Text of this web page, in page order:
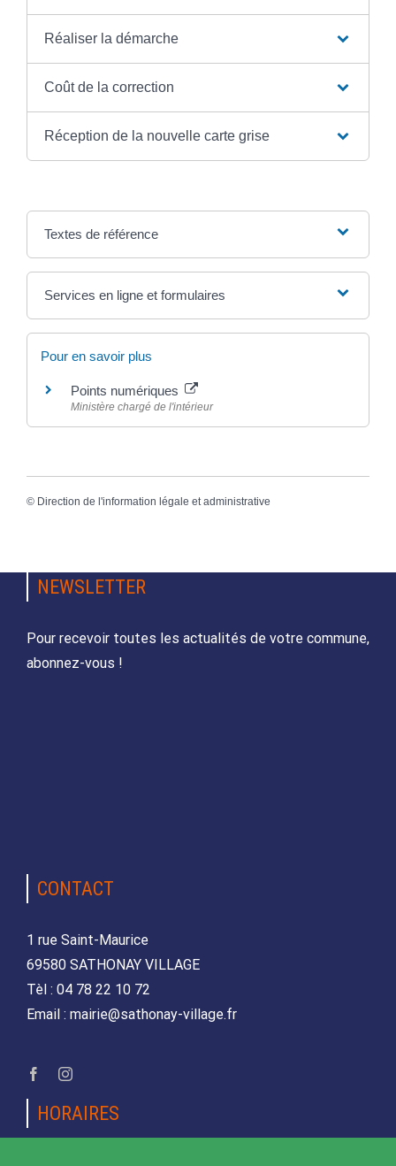
Réaliser la démarche
Coût de la correction
Réception de la nouvelle carte grise
Textes de référence
Services en ligne et formulaires
Pour en savoir plus
Points numériques
Ministère chargé de l'intérieur
© Direction de l'information légale et administrative
NEWSLETTER
Pour recevoir toutes les actualités de votre commune,
abonnez-vous !
CONTACT
1 rue Saint-Maurice
69580 SATHONAY VILLAGE
Tèl : 04 78 22 10 72
Email : mairie@sathonay-village.fr
HORAIRES